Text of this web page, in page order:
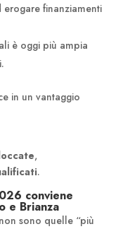
finanziamenti
è oggi più ampia
in un vantaggio
,
.
conviene
e Brianza
sono quelle “più